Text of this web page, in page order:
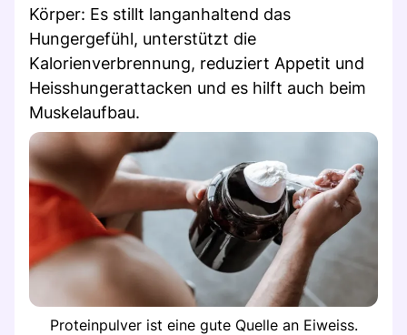
Körper: Es stillt langanhaltend das
Hungergefühl, unterstützt die
Kalorienverbrennung, reduziert Appetit und
Heisshungerattacken und es hilft auch beim
Muskelaufbau.
Proteinpulver ist eine gute Quelle an Eiweiss.